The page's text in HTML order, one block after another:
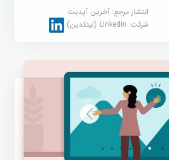
انتشار مرجع:آخرین آپدیت
شرکت:Linkedin (لینکدین)